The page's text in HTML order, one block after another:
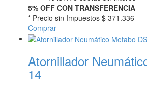
5% OFF CON TRANSFERENCIA
* Precio sin Impuestos $ 371.336
Comprar
Atornillador
14